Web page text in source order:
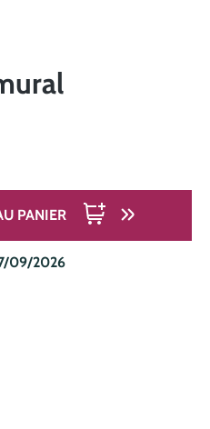
PANIER
09/2026